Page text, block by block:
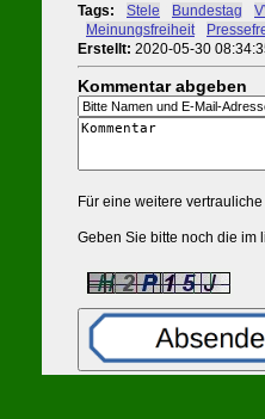
Tags:
Stele Bundestag
Meinungsfreiheit
Erstellt: 2020-05-30
Kommentar abgeben
Für eine weitere
Geben Sie bitte noch die im